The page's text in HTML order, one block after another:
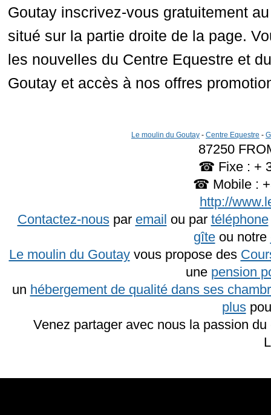
Goutay inscrivez-vous gratuitement
situé sur la partie droite de la page.
les nouvelles du Centre Equestre et
Goutay et accès à nos offres
Le moulin du Goutay - Centre Equestre -
87250
☎ Fixe : +
☎ Mobile :
http://
Contactez-nouspar email ou par téléphone
gîteou notre
Le moulin du Goutayvous propose des
une pension
un hébergement de qualité dans ses
plus
Venez partager avec nous la passion